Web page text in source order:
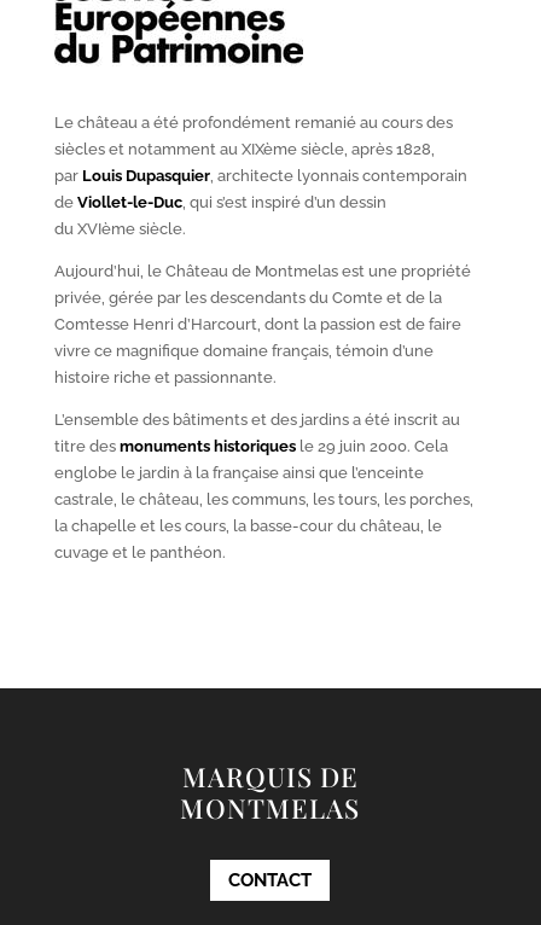
Le château a été profondément remanié au cours des
siècles et notamment au XIXèmesiècle, après 1828,
par Louis Dupasquier, architecte lyonnais contemporain
de Viollet-le-Duc, qui s’est inspiré d’un dessin
du XVIèmesiècle.
Aujourd’hui, le Château de Montmelas est une propriété
privée, gérée par les descendants du Comte et de la
Comtesse Henri d’Harcourt, dont la passion est de faire
vivre ce magnifique domaine français, témoin d’une
histoire riche et passionnante.
L’ensemble des bâtiments et des jardins a été inscrit au
titre des monuments historiquesle 29 juin 2000. Cela
englobe le jardin à la française ainsi que l’enceinte
castrale, le château, les communs, les tours, les porches,
la chapelle et les cours, la basse-cour du château, le
cuvage et le panthéon.
MARQUIS DE
MONTMELAS
CONTACT